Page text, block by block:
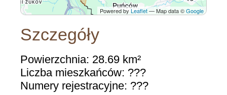
Powered byLeaflet— Map data ©Google
Szczegóły
Powierzchnia: 28.69 km²
Liczba mieszkańców: ???
Numery rejestracyjne: ???